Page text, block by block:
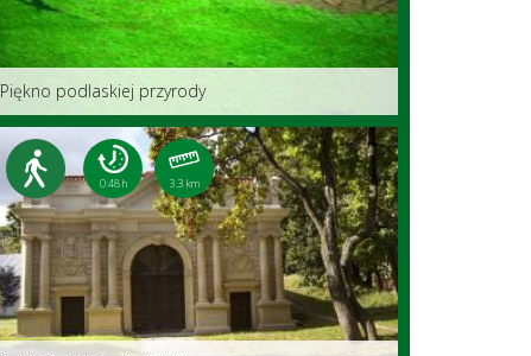
Piękno podlaskiej przyrody
0:48 h 3.3 km